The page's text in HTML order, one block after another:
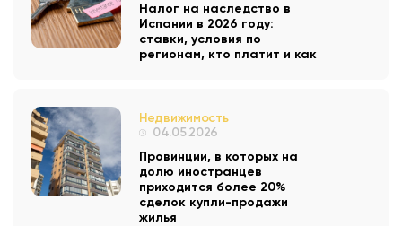
Налог на наследство в
Испании в 2026 году:
ставки, условия по
регионам, кто платит и как
Недвижимость
04.05.2026
Провинции, в которых на
долю иностранцев
приходится более 20%
сделок купли-продажи
жилья